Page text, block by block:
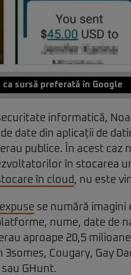
ca sursă preferată în Google
informatică,
de date din aplicații de
publice. În acest
în stocarea
în cloud, nu este
se numără imagini
nume, date de
aproape 20,5
3somes, Cougary, Gay
GHunt.